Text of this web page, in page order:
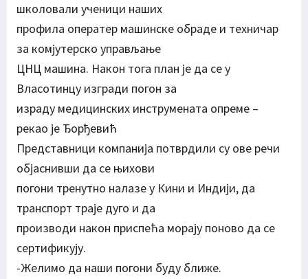
школовали ученици наших
профила оператер машинске обраде и техничар
за комјутерско управљање
ЦНЦ машина. Након тога план је да се у
Власотинцу изгради погон за
израду медицинских инструмената опреме –
рекао је Ђорђевић
Представници компанија потврдили су ове речи
објаснивши да се њихови
погони тренутно налазе у Кини и Индији, да
транспорт траје дуго и да
производи након приспећа морају поново да се
сертификују.
-Желимо да наши погони буду ближе.